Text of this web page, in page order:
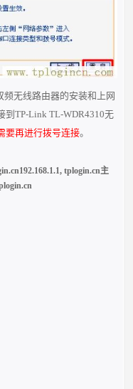
频无线路由器的安装和上网
到TP-Link TL-WDR4310无
要再进行拨号连接。
,tplogin.cn主